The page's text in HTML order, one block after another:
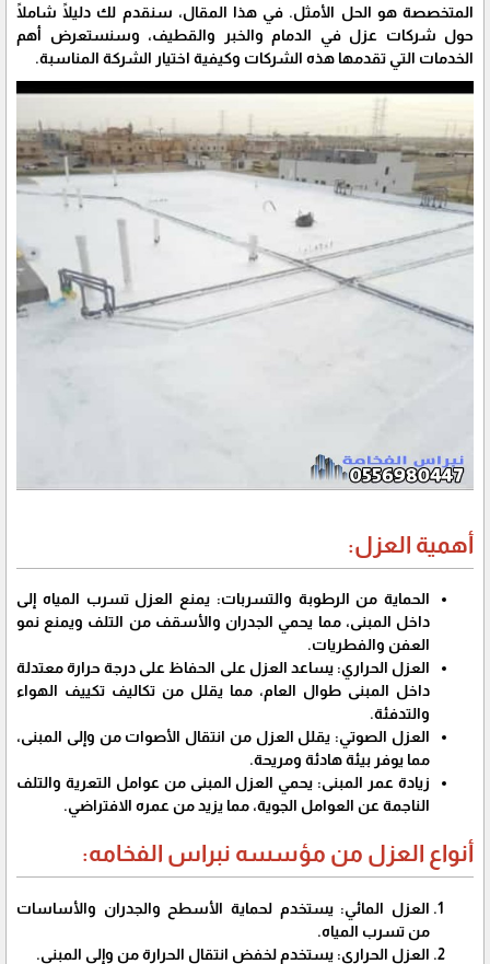
المتخصصة هو الحل الأمثل. في هذا المقال، سنقدم لك دليلًا شاملًا
حول شركات عزل في الدمام والخبر والقطيف، وسنستعرض أهم
الخدمات التي تقدمها هذه الشركات وكيفية اختيار الشركة المناسبة.
أهمية العزل:
الحماية من الرطوبة والتسربات: يمنع العزل تسرب المياه إلى
داخل المبنى، مما يحمي الجدران والأسقف من التلف ويمنع نمو
العفن والفطريات.
العزل الحراري: يساعد العزل على الحفاظ على درجة حرارة معتدلة
داخل المبنى طوال العام، مما يقلل من تكاليف تكييف الهواء
والتدفئة.
العزل الصوتي: يقلل العزل من انتقال الأصوات من وإلى المبنى،
مما يوفر بيئة هادئة ومريحة.
زيادة عمر المبنى: يحمي العزل المبنى من عوامل التعرية والتلف
الناجمة عن العوامل الجوية، مما يزيد من عمره الافتراضي.
أنواع العزل من مؤسسه نبراس الفخامه:
العزل المائي: يستخدم لحماية الأسطح والجدران والأساسات
من تسرب المياه.
العزل الحراري: يستخدم لخفض انتقال الحرارة من وإلى المبنى.